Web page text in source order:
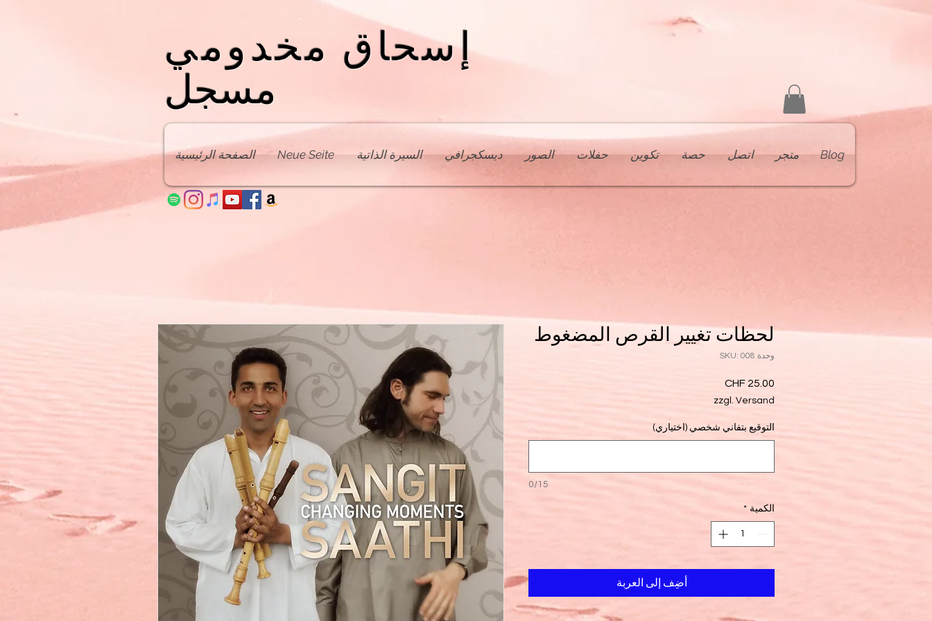
إسحاق مخدومي
مسجل
الصفحة الرئيسية Neue Seite السيرة الذاتية ديسكجرافي الصور حفلات تكوين حصة اتصل متجر Blog
لحظات تغيير القرص المضغوط
وحدة SKU: 008
السعر
zzgl. Versand
التوقيع بتفاني شخصي (اختياري)
0/15
الكمية *
أضِف إلى العربة